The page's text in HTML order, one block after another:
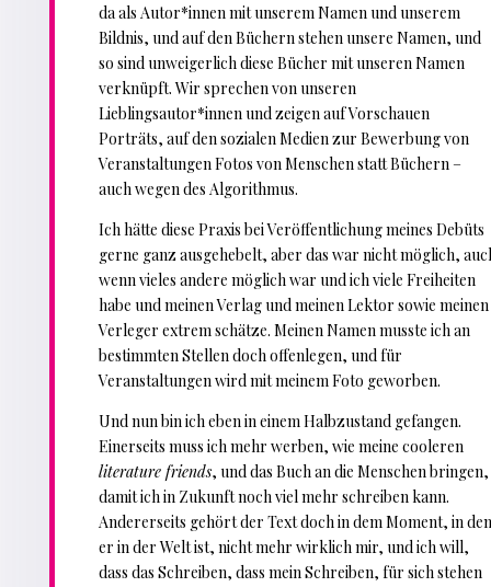
da als Autor*innen mit unserem Namen und unserem
Bildnis, und auf den Büchern stehen unsere Namen, und
so sind unweigerlich diese Bücher mit unseren Namen
verknüpft. Wir sprechen von unseren
Lieblingsautor*innen und zeigen auf Vorschauen
Porträts, auf den sozialen Medien zur Bewerbung von
Veranstaltungen Fotos von Menschen statt Büchern –
auch wegen des Algorithmus.
Ich hätte diese Praxis bei Veröffentlichung meines Debüts
gerne ganz ausgehebelt, aber das war nicht möglich,
wenn vieles andere möglich war und ich viele Freiheiten
habe und meinen Verlag und meinen Lektor sowie meinen
Verleger extrem schätze. Meinen Namen musste ich an
bestimmten Stellen doch offenlegen, und für
Veranstaltungen wird mit meinem Foto geworben.
Und nun bin ich eben in einem Halbzustand gefangen.
Einerseits muss ich mehr werben, wie meine cooleren
literature friends, und das Buch an die Menschen bringen,
damit ich in Zukunft noch viel mehr schreiben kann.
Andererseits gehört der Text doch in dem Moment, in
er in der Welt ist, nicht mehr wirklich mir, und ich will,
dass das Schreiben, dass mein Schreiben, für sich stehen